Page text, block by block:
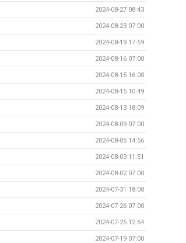
2024-08-27 08:43
2024-08-23 07:00
2024-08-19 17:59
2024-08-16 07:00
2024-08-15 16:00
2024-08-15 10:49
2024-08-13 18:09
2024-08-09 07:00
2024-08-05 14:56
2024-08-03 11:51
2024-08-02 07:00
2024-07-31 18:00
2024-07-26 07:00
2024-07-25 12:54
2024-07-19 07:00